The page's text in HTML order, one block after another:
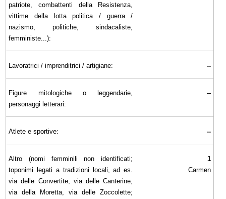
patriote, combattenti della Resistenza,
vittime della lotta politica / guerra /
nazismo, politiche, sindacaliste,
femministe...):
Lavoratrici / imprenditrici / artigiane: --
Figure mitologiche o leggendarie,
personaggi letterari:
--
Atlete e sportive: --
Altro (nomi femminili non identificati;
toponimi legati a tradizioni locali, ad es.
via delle Convertite, via delle Canterine,
via della Moretta, via delle Zoccolette;
1
Carmen